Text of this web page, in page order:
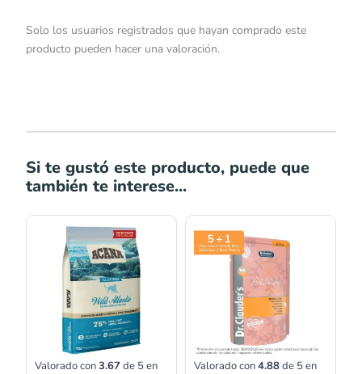
Solo los usuarios registrados que hayan comprado este
producto pueden hacer una valoración.
Si te gustó este producto, puede que
también te interese...
Valorado con3.67 de 5 en
de
precios:
desde
hasta
S/265.00
Valorado con4.88de 5 en